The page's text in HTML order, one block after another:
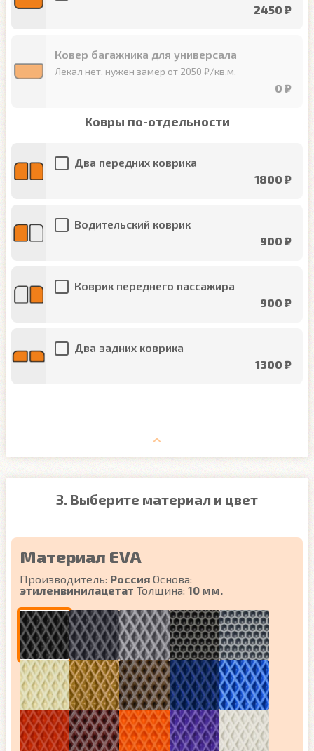
2450 ₽
Ковер багажника для универсала
Лекал нет, нужен замер от 2050 ₽/кв.м.
0 ₽
Ковры по-отдельности
Два передних коврика
1800 ₽
Водительский коврик
900 ₽
Коврик переднего пассажира
900 ₽
Два задних коврика
1300 ₽
3. Выберите материал и цвет
Материал EVA
Производитель: Россия Основа:
этиленвинилацетат Толщина: 10 мм.